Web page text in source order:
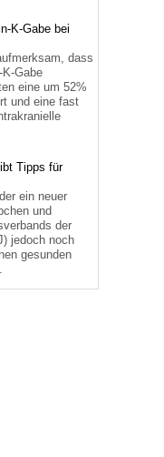
K-Gabe bei
dass
Gabe
eine um 52%
und eine fast
Tipps für
ein neuer
und
der
jedoch noch
gesunden